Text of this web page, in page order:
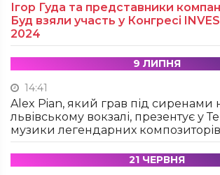
Ігор Гуда та представники
Буд взяли участь у Конгресі
2024
9 ЛИПНЯ
14:41
Alex Pian, який грав під сиренами
львівському вокзалі, презентує у
музики легендарних
21 ЧЕРВНЯ